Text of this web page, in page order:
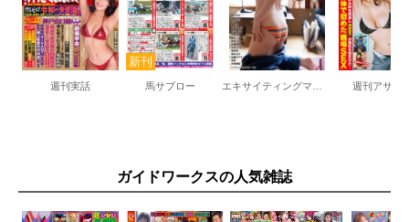
週刊実話 馬サブロー 週刊アサヒ
ガイドワークスの人気雑誌